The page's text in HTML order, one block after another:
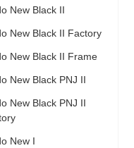
New Black II
New Black II Factory
New Black II Frame
New Black PNJ II
New Black PNJ II
New I